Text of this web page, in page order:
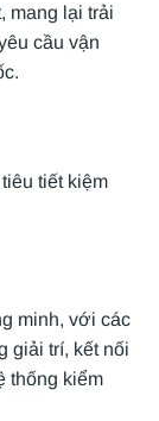
mang lại trải
cầu vận
tiết kiệm
minh, với các
giải trí, kết nối
thống kiểm